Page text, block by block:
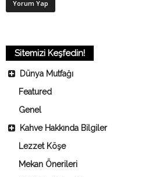
Sitemizi Keşfedin!
Dünya Mutfağı
Featured
Genel
Kahve Hakkında Bilgiler
Lezzet Köşe
Mekan Önerileri